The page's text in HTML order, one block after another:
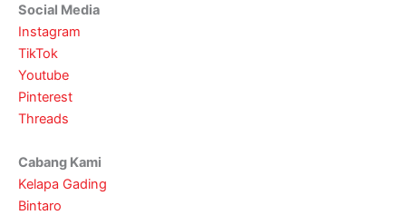
Social Media
Instagram
TikTok
Youtube
Pinterest
Threads
Cabang Kami
Kelapa Gading
Bintaro